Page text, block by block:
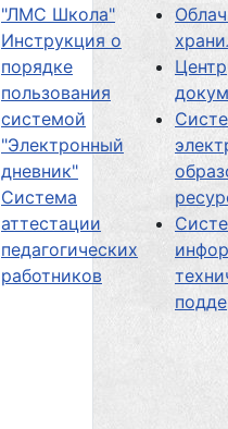
"ЛМС Школа"
Инструкция о
порядке
пользования
системой
"Электронный
дневник"
Система
аттестации
педагогических
работников
Центр